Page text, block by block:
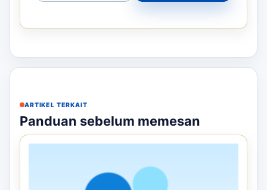
ARTIKEL TERKAIT
Panduan sebelum memesan